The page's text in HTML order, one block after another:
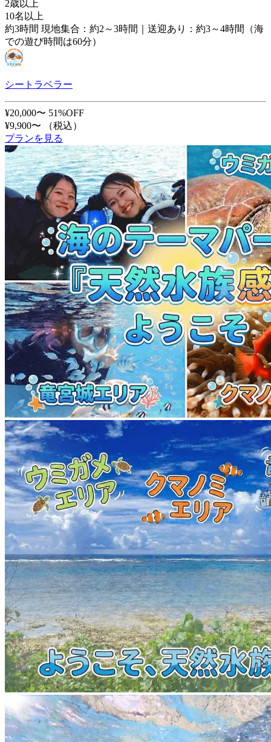
2歳以上
10名以上
約3時間 現地集合：約2～3時間｜送迎あり：約3～4時間（海
での遊び時間は60分）
シートラベラー
¥20,000〜 51%OFF
¥9,900〜
（税込）
プランを見る